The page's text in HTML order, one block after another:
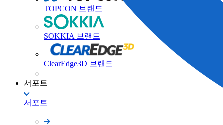
TOPCON 브랜드
SOKKIA 브랜드
ClearEdge3D 브랜드
서포트
서포트